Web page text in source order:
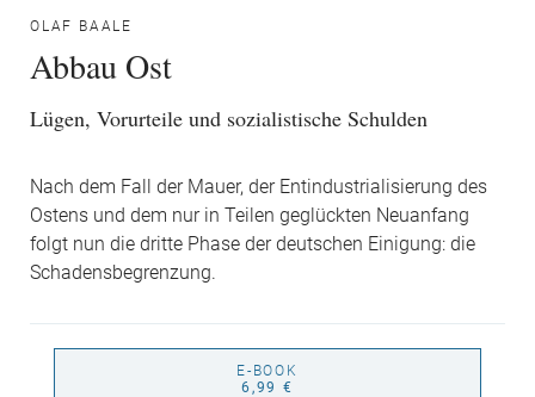
OLAF BAALE
Abbau Ost
Lügen, Vorurteile und sozialistische Schulden
Nach dem Fall der Mauer, der Entindustrialisierung des
Ostens und dem nur in Teilen geglückten Neuanfang
folgt nun die dritte Phase der deutschen Einigung: die
Schadensbegrenzung.
E-BOOK
6,99 €